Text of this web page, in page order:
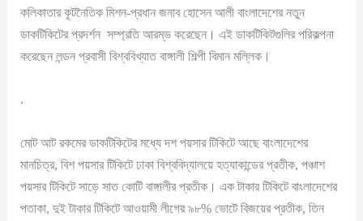
কলিকাতার কূটনৈতিক মিশন-প্রধান জনাব হোসেন আলী বাংলাদেশের নতুন
ডাকটিকিটের প্রদর্শন সম্প্রতি আরম্ভ করেছেন। এই ডাকটিকিটগুলির পরিকল্পনা
করেছেন লন্ডন প্রবাসী বিশ্ববিখ্যাত বাঙ্গালী শিল্পী বিমান মল্লিক।
.
মোট আট রকমের ডাকটিকিটের মধ্যে দশ পয়সার টিকিটে আছে বাংলাদেশের
মানচিত্র, বিশ পয়সার টিকিটে ঢাকা বিশ্ববিদ্যালয়ে হত্যাকান্ডের প্রতীক, পঞ্চাশ
পয়সার টিকিটে সাড়ে সাত কোটি বাঙ্গালীর প্রতীক। এক টাকার টিকিটে বাংলাদেশের
পতাকা, দুই টাকার টিকিটে আওয়ামী লীগের ৯৮% ভোটে বিজয়ের প্রতীক, তিন